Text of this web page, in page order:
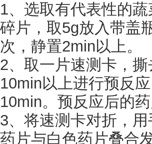
1、选取有代表性的
碎片，取5g放入带盖
次，静置2min以上。
2、取一片速测卡，
10min以上进行预反
10min。预反应后的
3、将速测卡对折，
药片与白色药片叠合